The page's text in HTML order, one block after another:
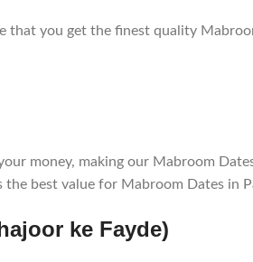
you get the finest quality
money, making our Mabroom
best value for Mabroom Dates in
ke Fayde)